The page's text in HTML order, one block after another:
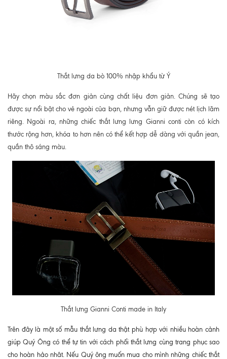
Thắt lưng da bò 100% nhập khẩu từ Ý
Hãy chọn màu sắc đơn giản cùng chất liệu đơn giản. Chúng sẽ tạo
được sự nổi bật cho vẻ ngoài của bạn, nhưng vẫn giữ được nét lịch lãm
riêng. Ngoài ra, những chiếc thắt lưng lưng Gianni conti còn có kích
thước rộng hơn, khóa to hơn nên có thể kết hợp dễ dàng với quần jean,
quần thô sáng màu.
Thắt lưng Gianni Conti made in Italy
Trên đây là một số mẫu thắt lưng da thật phù hợp với nhiều hoàn cảnh
giúp Quý Ông có thể tự tin với cách phối thắt lưng cùng trang phục sao
cho hoàn hảo nhât. Nếu Quý ông muốn mua cho mình những chiếc thắt